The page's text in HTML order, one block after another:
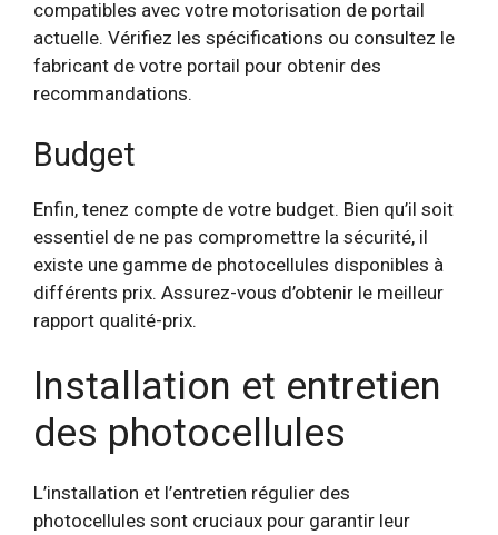
compatibles avec votre motorisation de portail
actuelle. Vérifiez les spécifications ou consultez le
fabricant de votre portail pour obtenir des
recommandations.
Budget
Enfin, tenez compte de votre budget. Bien qu’il soit
essentiel de ne pas compromettre la sécurité, il
existe une gamme de photocellules disponibles à
différents prix. Assurez-vous d’obtenir le meilleur
rapport qualité-prix.
Installation et entretien
des photocellules
L’installation et l’entretien régulier des
photocellules sont cruciaux pour garantir leur